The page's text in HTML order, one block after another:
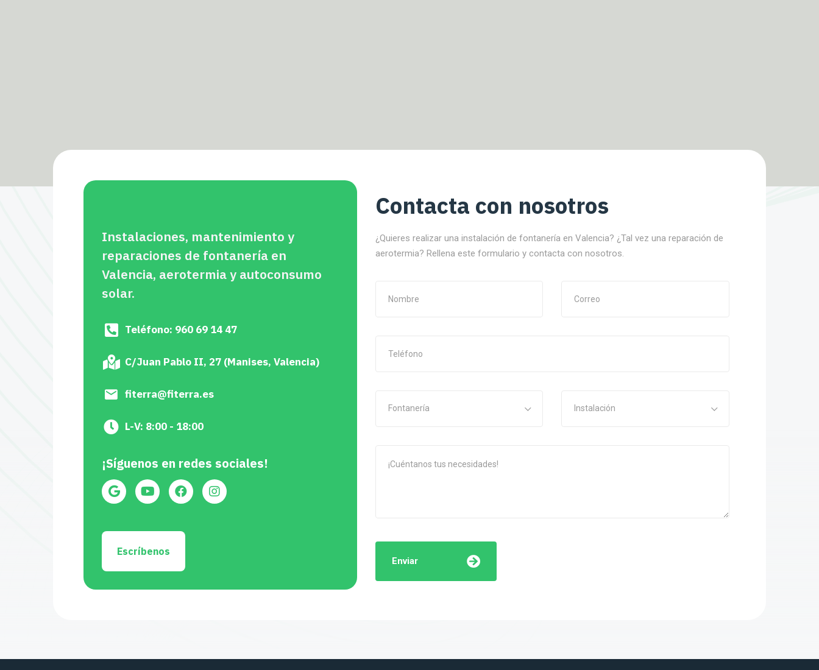
Instalaciones, mantenimiento y
reparaciones de fontanería en
Valencia, aerotermia y autoconsumo
solar.
Teléfono: 960 69 14 47
C/Juan Pablo II, 27 (Manises, Valencia)
fiterra@fiterra.es
L-V: 8:00 - 18:00
¡Síguenos en redes sociales!
Escríbenos
Contacta con nosotros
¿Quieres realizar una instalación de fontanería en Valencia? ¿Tal vez una reparación de
aerotermia? Rellena este formulario y contacta con nosotros.
Fontanería Instalación
Enviar